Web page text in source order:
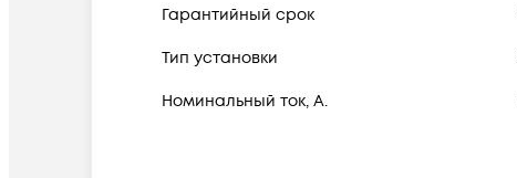
Гарантийный срок
Тип установки
Номинальный ток, А.